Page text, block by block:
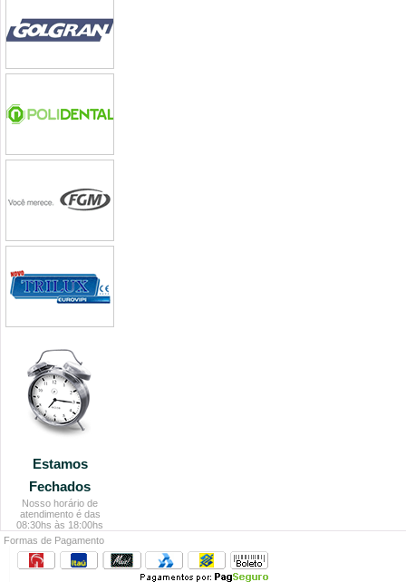
Estamos
Fechados
Nosso horário de
atendimento é das
08:30hs às 18:00hs
Formas de Pagamento